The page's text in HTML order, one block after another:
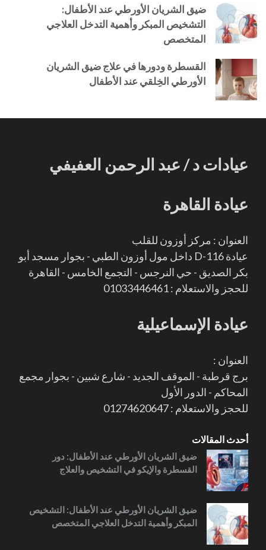
ضيق الشريان الأورطي عند الأطفال:
التشخيص المبكر وأهمية التدخل العلاجي
المتخصص
القسطرة ودورها في علاج ضيق الشريان
الأورطي الخِلقي عند الأطفال
عيادات د / عبد الرحمن العفيفي
عيادة القاهرة
العنوان : مركز أوزون للقلب
عيادة D-116 داخل مول أوزون الطبي - بجوار مسجد أبو
بكر الصديق - حي النرجس - التجمع الخامس - القاهرة
للحجز والاستعلام : 01033446461
عيادة الإسماعيلية
العنوان :
برج قرطبة - الموقف الجديد - شارع شبين - بجوار مجمع
المحاكم - الدور الأول
للحجز والاستعلام : 01274620647
أحدث المقالات
ضيق الشريان الأورطي عند الأطفال: دور
القسطرة والإيكو في التشخيص والعلاج
ضيق الشريان الأورطي عند الأطفال: التشخيص
المبكر وأهمية التدخل العلاجي المتخصص